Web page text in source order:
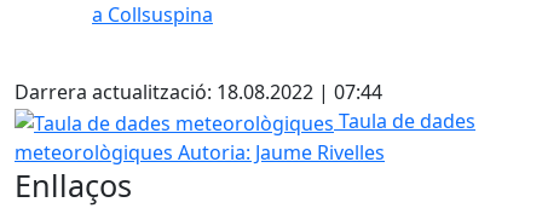
a Collsuspina
Darrera actualització: 18.08.2022 | 07:44
Taula de dades meteorològiques
Taula de dades
meteorològiques Autoria: Jaume Rivelles
Enllaços